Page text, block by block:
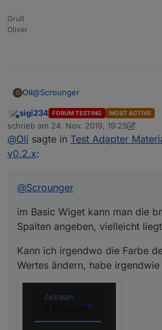
Gruß
Oliver
O Oli@Scrounger
im Basic Wiget kann man die
angeben, vielleicht liegt es daran.
Kann ich irgendwo die Farbe des
ändern, habe irgendwie nichts
Online
sigi234 FORUM TESTING MOST ACTIVE
schrieb am 24. Nov. 2019, 19:25
zuletzt editiert von sigi234
@Oli sagte in Test Adapter
v0.2.x:
@Scrounger
im Basic Wiget kann man die
Spalten angeben, vielleicht
Kann ich irgendwo die Farbe
Wertes ändern, habe